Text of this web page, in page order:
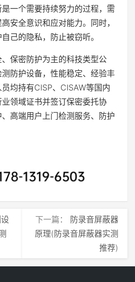
一个需要持续努力的过程，需
安全意识和应对能力。同时，
己的隐私，防止被窃听。
保密防护为主的科技类型公
防护设备，性能稳定、经验丰
均持有CISP、CISAW等国内
领域证书并签订保密委托协
高端用户上门检测服务、防护
下一篇： 防录音屏蔽器
原理(防录音屏蔽器实测
推荐)